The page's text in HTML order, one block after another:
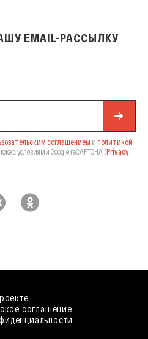
EMAIL-РАССЫЛКУ
соглашением и политикой
с условиями Google reCAPTCHA (Privacy
соглашение